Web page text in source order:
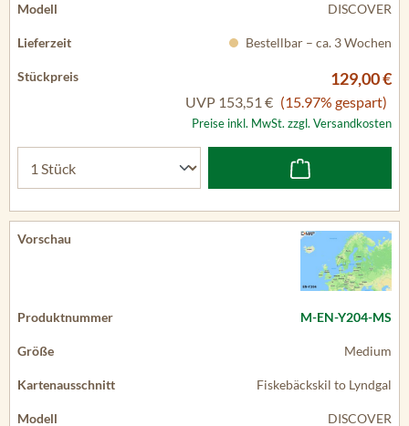
DISCOVER
Bestellbar – ca. 3 Wochen
129,00 €
UVP 153,51 € (15.97% gespart)
Preise inkl. MwSt. zzgl. Versandkosten
M-EN-Y204-MS
Medium
Fiskebäckskil to Lyndgal
DISCOVER